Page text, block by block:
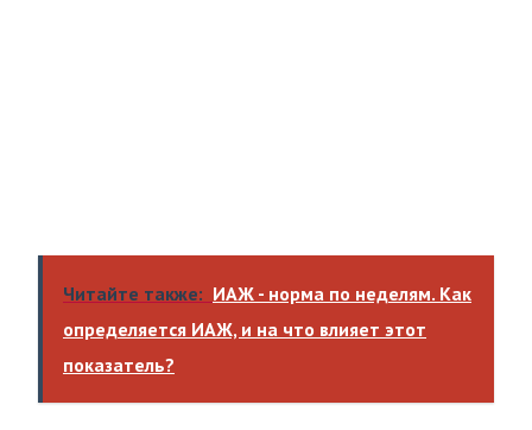
Читайте также: ИАЖ - норма по неделям. Как
определяется ИАЖ, и на что влияет этот
показатель?